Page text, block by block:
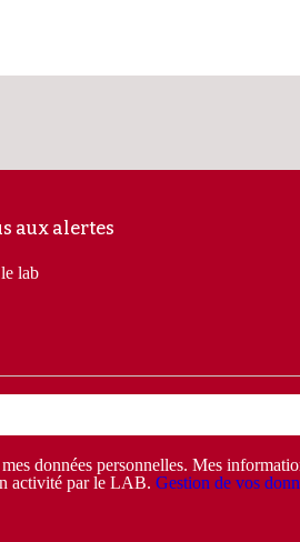
aux alertes
lab
données personnelles. Mes
activité par le LAB. Gestion de vos